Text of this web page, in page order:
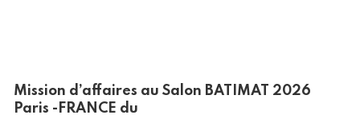
Mission d’affaires au Salon BATIMAT 2026
Paris -FRANCE du